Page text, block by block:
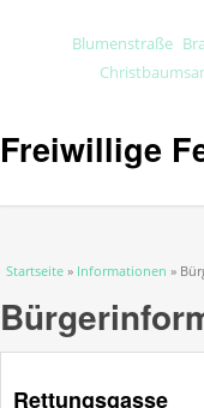
Blumenstraße
Freiwillige
Sie sind hier
Startseite » Informationen »
Rettungsgasse